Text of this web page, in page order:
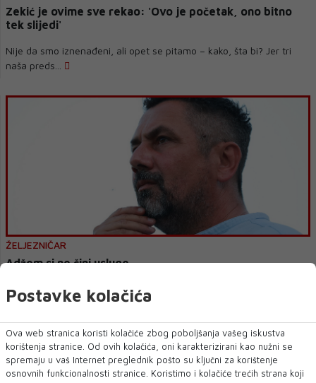
Zekić je ovime sve rekao: 'Ovo je početak, ono bitno
tek slijedi'
Nije da smo iznenađeni, ali opet se pitamo – kako, šta bi? Jer tri
naša preds...
ŽELJEZNIČAR
Adžem si ne čini usluge
Još uoči početka sezone, onih dvaju utakmica protiv Kopra, Admir
Adžem je nekako djelovao ...
Postavke kolačića
Ova web stranica koristi kolačiće zbog poboljšanja vašeg iskustva
korištenja stranice. Od ovih kolačića, oni karakterizirani kao nužni se
spremaju u vaš Internet preglednik pošto su ključni za korištenje
osnovnih funkcionalnosti stranice. Koristimo i kolačiće trećih strana koji